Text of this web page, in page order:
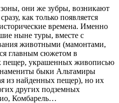
они же зубры, возникают
как только появляется
времена. Именно
ныне туры, вместе с
животными (мамонтами,
главным сюжетом в
пещер, украшенных живописью
быки Альтамиры
из найденных пещер), но их
других подземных
Комбарель…